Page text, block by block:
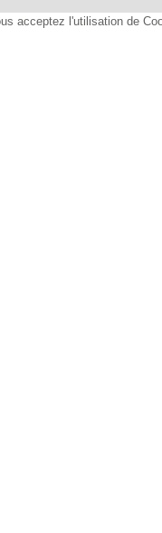
acceptez l'utilisation de